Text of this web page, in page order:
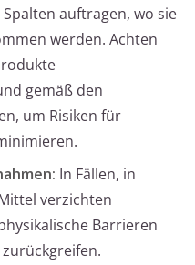
auftragen, wo sie
werden. Achten
gemäß den
um Risiken für
In Fällen, in
verzichten
Barrieren